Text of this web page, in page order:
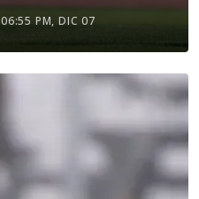
06:55 PM, DIC 07